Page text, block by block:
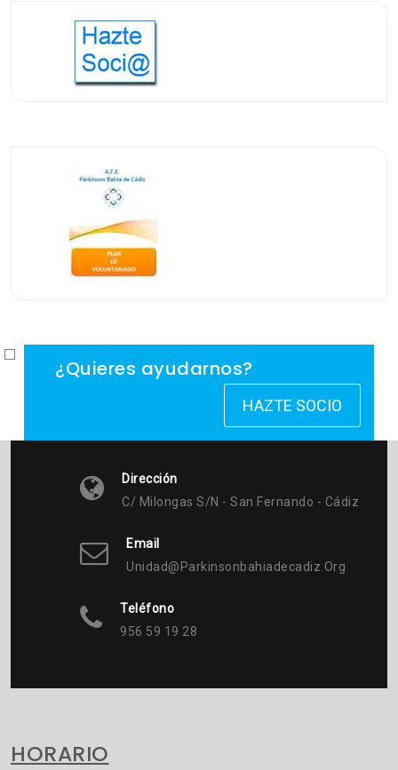
¿Quieres ayudarnos?
HAZTE SOCIO
Dirección
C/ Milongas S/n - San Fernando - Cádiz
Email
Unidad@parkinsonbahiadecadiz.org
Teléfono
956 59 19 28
HORARIO